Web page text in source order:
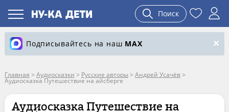
Поиск
Подписывайтесь на наш MAX
Главная > Аудиосказки > Русские авторы > Андрей Усачёв>
Аудиосказка Путешествие на айсберге
Аудиосказка Путешествие на